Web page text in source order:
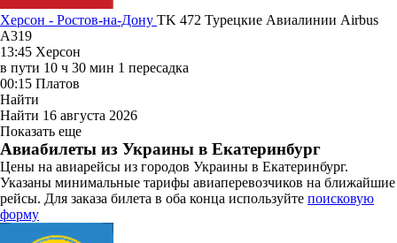
Херсон - Ростов-на-Дону TK 472 Турецкие Авиалинии Airbus
A319
13:45 Херсон
в пути 10 ч 30 мин 1 пересадка
00:15 Платов
Найти
Найти 16 августа 2026
Показать еще
Авиабилеты из Украины в Екатеринбург
Цены на авиарейсы из городов Украины в Екатеринбург.
Указаны минимальные тарифы авиаперевозчиков на ближайшие
рейсы. Для заказа билета в оба конца используйте поисковую
форму